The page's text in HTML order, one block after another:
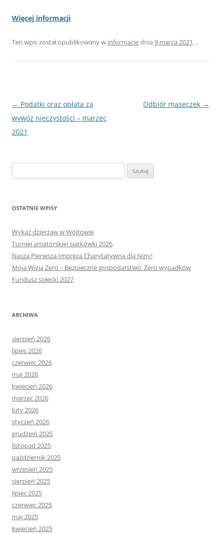
Więcej informacji
Ten wpis został opublikowany w informacjednia 9 marca 2021, .
Nawigacja
wpisu
← Podatki oraz opłata za
wywóz nieczystości – marzec
2021
Odbiór maseczek →
OSTATNIE WPISY
Wykaz dzierżaw w Wójtowie
Turniej amatorskiej siatkówki 2026
Nasza Pierwsza Impreza Charytatywna dla Niny!
Moja Wizja Zero – Bezpieczne gospodarstwo. Zero wypadków
Fundusz sołecki 2027
ARCHIWA
sierpień 2026
lipiec 2026
czerwiec 2026
maj 2026
kwiecień 2026
marzec 2026
luty 2026
styczeń 2026
grudzień 2025
listopad 2025
październik 2025
wrzesień 2025
sierpień 2025
lipiec 2025
czerwiec 2025
maj 2025
kwiecień 2025